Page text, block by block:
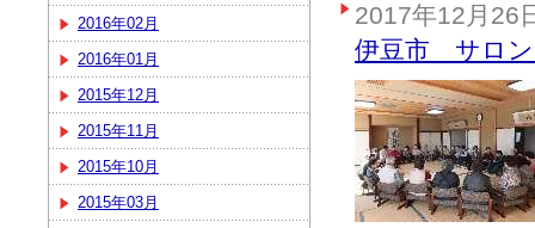
2016年02月
2016年01月
2015年12月
2015年11月
2015年10月
2015年03月
2017年12月26
伊豆市 サロ